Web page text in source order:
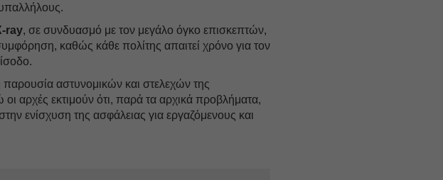
υπαλλήλους.
ray, σε συνδυασμό με τον μεγάλο όγκο επισκεπτών,
καθώς κάθε πολίτης απαιτεί χρόνο για τον
αστυνομικών και στελεχών της
οι αρχές εκτιμούν ότι, παρά τα αρχικά προβλήματα,
ενίσχυση της ασφάλειας για εργαζόμενους και